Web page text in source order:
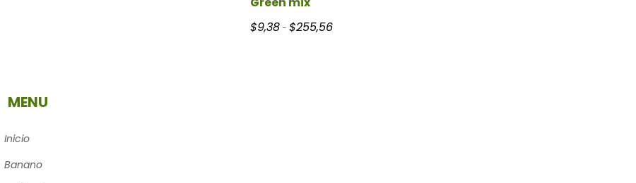
$9,38 - $255,56Rango de precios: desde $9,38 hasta $255,56
MENU
Inicio
Banano